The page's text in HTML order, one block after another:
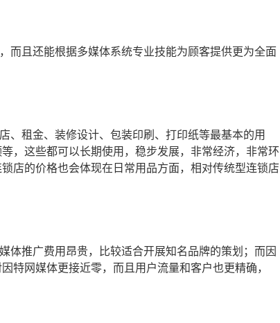
而且还能根据多媒体系统专业技能为顾客提供更为全面
、租金、装修设计、包装印刷、打印纸等最基本的用
，这些都可以长期使用，稳步发展，非常经济，非常环
店的价格也会体现在日常用品方面，相对传统型连锁店
体推广费用昂贵，比较适合开展知名品牌的策划；而因
特网媒体更接近零，而且用户流量和客户也更精确，